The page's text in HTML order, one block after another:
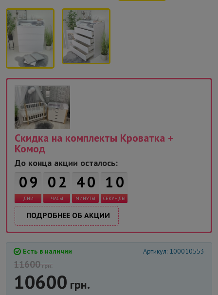
Скидка на комплекты Кроватка +
Комод
До конца акции осталось:
09
ДНИ
0 2
ЧАСЫ
40
МИНУТЫ
0
1
9
0
СЕКУНДЫ
ПОДРОБНЕЕ ОБ АКЦИИ
Есть в наличии Артикул: 100010553
11600грн.
10600 грн.